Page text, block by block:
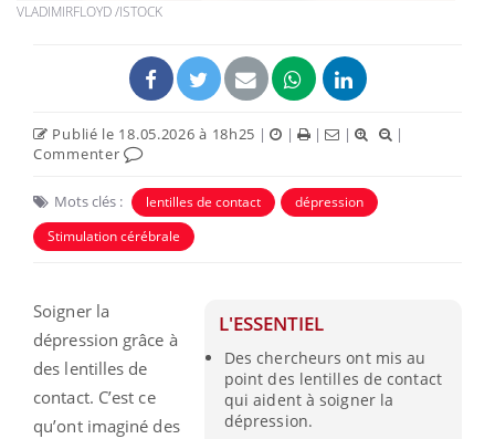
VLADIMIRFLOYD /ISTOCK
Publié le 18.05.2026 à 18h25 | | | |
|
Commenter
Mots clés : lentilles de contact
dépression
Stimulation cérébrale
L'ESSENTIEL
Des chercheurs ont mis au
point des lentilles de contact
qui aident à soigner la
dépression.
Soigner la
dépression grâce à
des lentilles de
contact. C’est ce
qu’ont imaginé des